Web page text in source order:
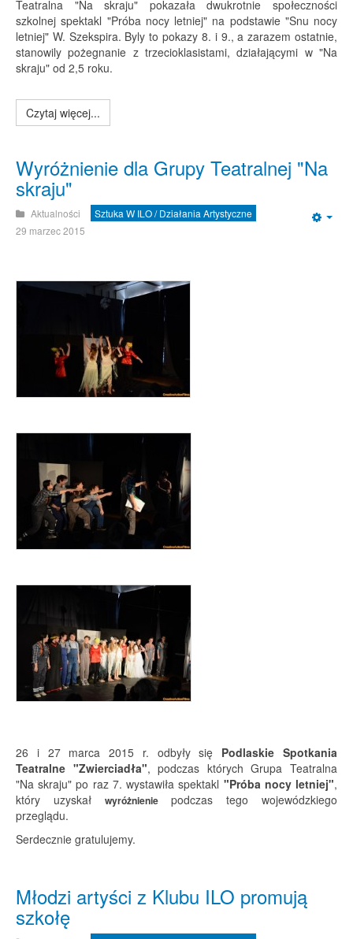
Teatralna "Na skraju" pokazała dwukrotnie społeczności
szkolnej spektakl "Próba nocy letniej" na podstawie "Snu nocy
letniej" W. Szekspira. Byly to pokazy 8. i 9., a zarazem ostatnie,
stanowily pożegnanie z trzecioklasistami, działającymi w "Na
skraju" od 2,5 roku.
Czytaj więcej...
Wyróżnienie dla Grupy Teatralnej "Na
skraju"
Aktualności
Sztuka W ILO / Działania Artystyczne
29 marzec 2015
26 i 27 marca 2015 r. odbyły się Podlaskie Spotkania
Teatralne "Zwierciadła", podczas których Grupa Teatralna
"Na skraju" po raz 7. wystawiła spektakl "Próba nocy letniej",
który uzyskał
wyróżnieniepodczas tego wojewódzkiego
przeglądu.
Serdecznie gratulujemy.
Młodzi artyści z Klubu ILO promują
szkołę